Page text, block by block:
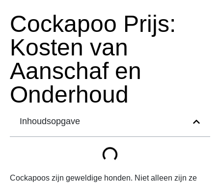
Cockapoo Prijs:
Kosten van
Aanschaf en
Onderhoud
Inhoudsopgave
Cockapoos zijn geweldige honden. Niet alleen zijn ze